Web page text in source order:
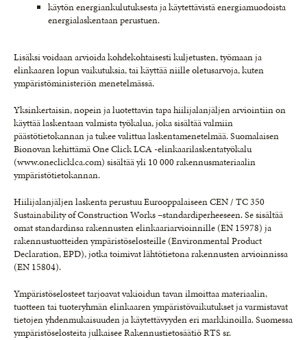
käytön energiankulutuksesta ja käytettävistä energiamuodoista
energialaskentaan perustuen.
Lisäksi voidaan arvioida kohdekohtaisesti kuljetusten, työmaan ja
elinkaaren lopun vaikutuksia, tai käyttää niille oletusarvoja, kuten
ympäristöministeriön menetelmässä.
Yksinkertaisin, nopein ja luotettavin tapa hiilijalanjäljen arviointiin on
käyttää laskentaan valmista työkalua, joka sisältää valmiin
päästötietokannan ja tukee valittua laskentamenetelmää. Suomalaisen
Bionovan kehittämä One Click LCA -elinkaarilaskentatyökalu
(www.oneclicklca.com) sisältää yli 10 000 rakennusmateriaalin
ympäristötietokannan.
Hiilijalanjäljen laskenta perustuu Eurooppalaiseen CEN / TC 350
Sustainability of Construction Works –standardiperheeseen. Se sisältää
omat standardinsa rakennusten elinkaariarvioinnille (EN 15978) ja
rakennustuotteiden ympäristöselosteille (Environmental Product
Declaration, EPD), jotka toimivat lähtötietona rakennusten arvioinnissa
(EN 15804).
Ympäristöselosteet tarjoavat vakioidun tavan ilmoittaa materiaalin,
tuotteen tai tuoteryhmän elinkaaren ympäristövaikutukset ja varmistavat
tietojen yhdenmukaisuuden ja käytettävyyden eri markkinoilla. Suomessa
ympäristöselosteita julkaisee Rakennustietosäätiö RTS sr.